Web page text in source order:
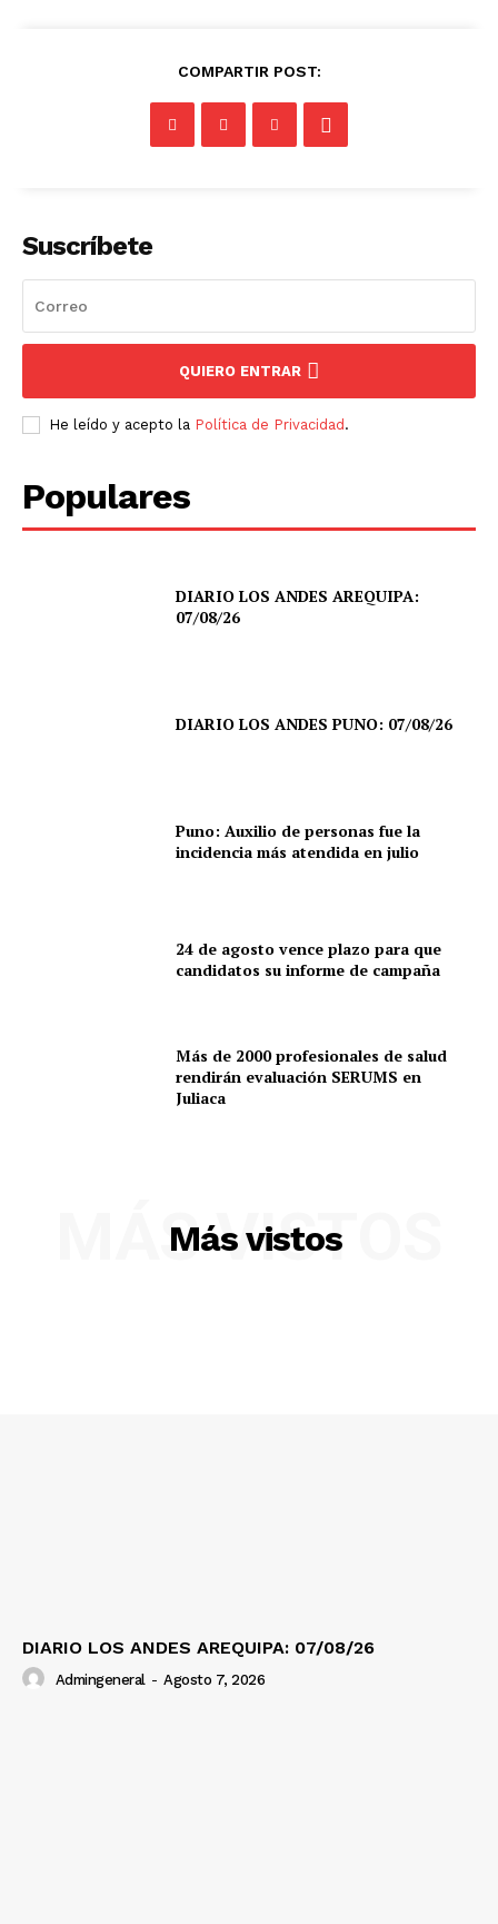
COMPARTIR POST:
Suscríbete
QUIERO ENTRAR
He leído y acepto la Política de Privacidad .
Populares
DIARIO LOS ANDES AREQUIPA:
07/08/26
DIARIO LOS ANDES PUNO: 07/08/26
Puno: Auxilio de personas fue la
incidencia más atendida en julio
24 de agosto vence plazo para que
candidatos su informe de campaña
Más de 2000 profesionales de salud
rendirán evaluación SERUMS en
Juliaca
Más vistos
MÁS VISTOS
DIARIO LOS ANDES AREQUIPA: 07/08/26
Admingeneral - Agosto 7, 2026